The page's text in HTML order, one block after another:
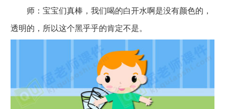
师：宝宝们真棒，我们喝的白开水啊是没有颜色的，
透明的，所以这个黑乎乎的肯定不是。